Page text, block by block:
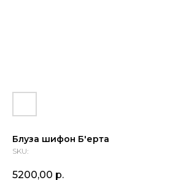
Блуза шифон Б'ерта
SKU:
5200,00 р.